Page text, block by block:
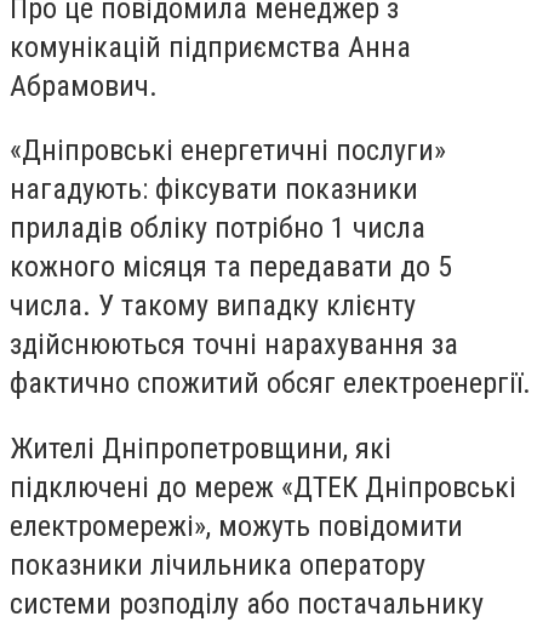
Про це повідомила менеджер з
комунікацій підприємства Анна
Абрамович.
«Дніпровські енергетичні послуги»
нагадують: фіксувати показники
приладів обліку потрібно 1 числа
кожного місяця та передавати до 5
числа. У такому випадку клієнту
здійснюються точні нарахування за
фактично спожитий обсяг електроенергії.
Жителі Дніпропетровщини, які
підключені до мереж «ДТЕК Дніпровські
електромережі», можуть повідомити
показники лічильника оператору
системи розподілу або постачальнику